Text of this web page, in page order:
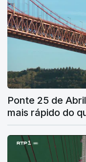
Ponte 25 de
mais rápido do